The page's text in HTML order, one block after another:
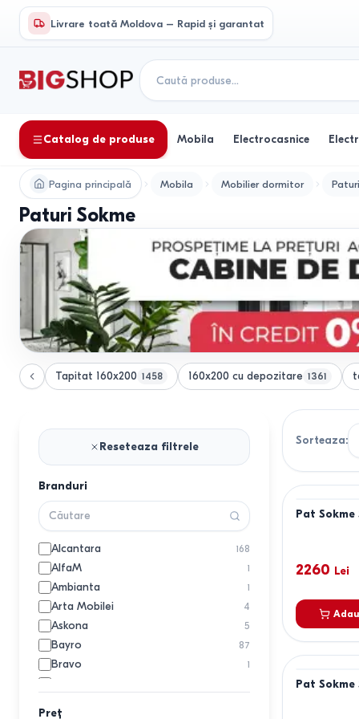
Livrare toată Moldova – Rapid și garantat
Catalog de produse Mobila Electrocasnice
Pagina principală Mobila Mobilier dormitor Paturi
Paturi Sokme
Tapitat 160x200 1458 160x200 cu depozitare 1361
Reseteaza filtrele
Branduri
Alcantara 168
AlfaM 1
Ambianta 1
Arta Mobilei 4
Askona 5
Bayro 87
Bravo 1
Preț
Sorteaza:
Pat Sokme
2260 Lei
Pat Sokme